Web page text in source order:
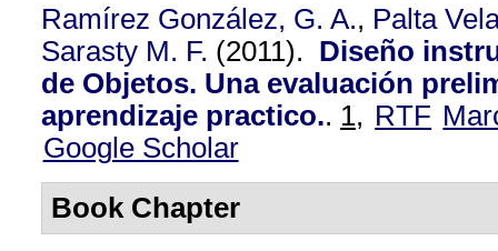
Ramírez González, G. A., Palta
Sarasty M. F. (2011). Diseño
de Objetos. Una evaluación
aprendizaje practico.. 1, RTF
Google Scholar
Book Chapter